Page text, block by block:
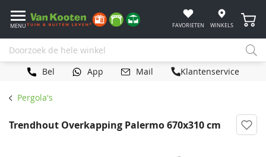
MENU FAVORIETEN WINKELS
Bel App Mail Klantenservice
Pergola's
Trendhout Overkapping Palermo 670x310 cm